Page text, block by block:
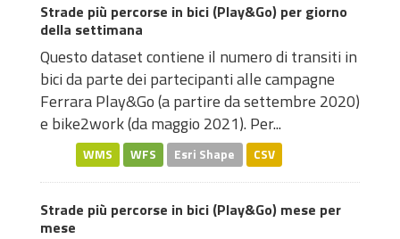
Strade più percorse in bici (Play&Go) per giorno
della settimana
Questo dataset contiene il numero di transiti in
bici da parte dei partecipanti alle campagne
Ferrara Play&Go (a partire da settembre 2020)
e bike2work (da maggio 2021). Per...
WMS WFS Esri Shape CSV
Strade più percorse in bici (Play&Go) mese per
mese